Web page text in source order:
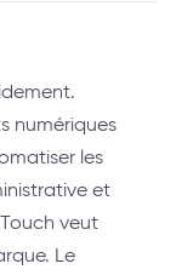
numériques
les
et
veut
Le